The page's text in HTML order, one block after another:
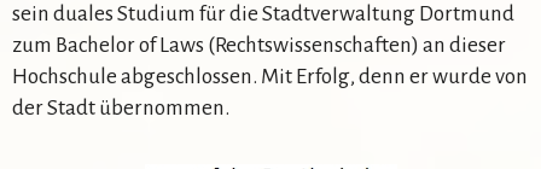
sein duales Studium für die Stadtverwaltung Dortmund
zum Bachelor of Laws (Rechtswissenschaften) an dieser
Hochschule abgeschlossen. Mit Erfolg, denn er wurde von
der Stadt übernommen.